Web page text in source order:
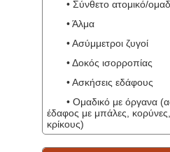
• Σύνθετο ατομικό/
• Άλμα
• Ασύμμετροι ζυγοί
• Δοκός ισορροπίας
• Ασκήσεις εδάφους
• Ομαδικό με όργανα
έδαφος με μπάλες,
κρίκους)